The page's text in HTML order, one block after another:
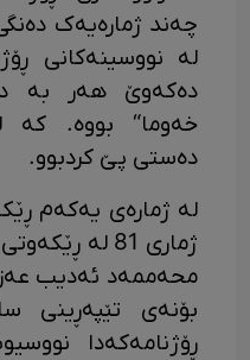
چەند ژمارەیەک
لە نووسینەکانی
دەکەوێ هەر بە
خەوما“ بووە. کە
دەستی پێ کردبوو.
محەممەد ئەدیب
بۆنەی تێپەڕینی
ڕۆژنامەکەدا